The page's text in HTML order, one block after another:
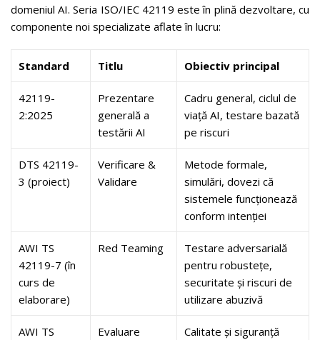
domeniul AI. Seria ISO/IEC 42119 este în plină dezvoltare, cu
componente noi specializate aflate în lucru:
Standard Titlu Obiectiv principal
42119-
2:2025
Prezentare
generală a
testării AI
Cadru general, ciclul de
viață AI, testare bazată
pe riscuri
DTS 42119-
3 (proiect)
Verificare &
Validare
Metode formale,
simulări, dovezi că
sistemele funcționează
conform intenției
AWI TS
42119-7 (în
curs de
elaborare)
Red Teaming
Testare adversarială
pentru robustețe,
securitate și riscuri de
utilizare abuzivă
AWI TS
Evaluare
Calitate și siguranță